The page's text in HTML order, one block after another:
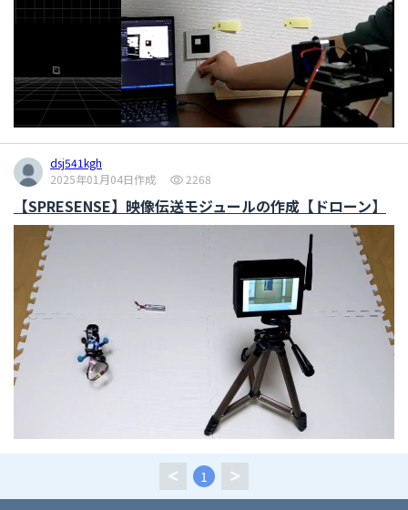
dsj541kgh
2025年01月04日作成
2268
【SPRESENSE】映像伝送モジュールの作成【ドローン】
1